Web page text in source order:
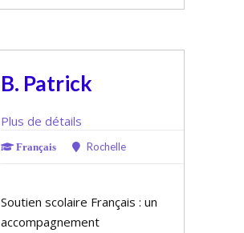
B. Patrick
Plus de détails
Français Rochelle
Soutien scolaire Français : un
accompagnement